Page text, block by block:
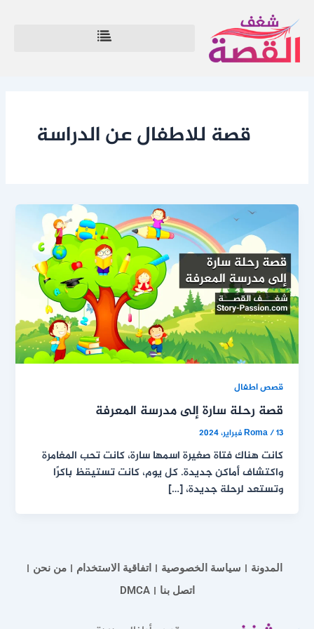
إلى
المحتوى
قصة للاطفال عن الدراسة
قصص اطفال
قصة رحلة سارة إلى مدرسة المعرفة
Roma/13 فبراير، 2024
كانت هناك فتاة صغيرة اسمها سارة، كانت تحب المغامرة
واكتشاف أماكن جديدة. كل يوم، كانت تستيقظ باكرًا
وتستعد لرحلة جديدة، […]
المدونة سياسة الخصوصية اتفاقية الاستخدام
من نحن
اتصل بنا
DMCA